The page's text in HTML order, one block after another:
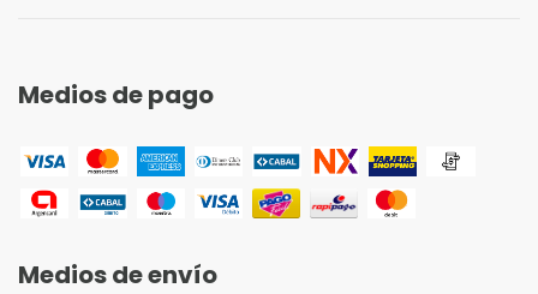
Medios de pago
Medios de envío